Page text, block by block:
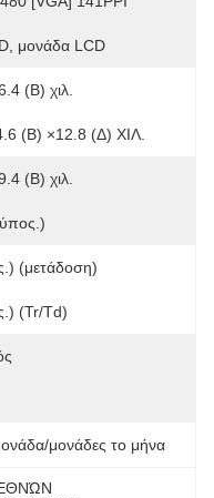
μονάδα LCD
(Β) χιλ.
(Β) ×12.8 (Δ) ΧΙΛ.
(Β) χιλ.
(μετάδοση)
(Tr/Td)
μονάδες το μήνα